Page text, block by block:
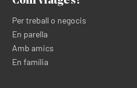
Per treball o negocis
En parella
Amb amics
En família